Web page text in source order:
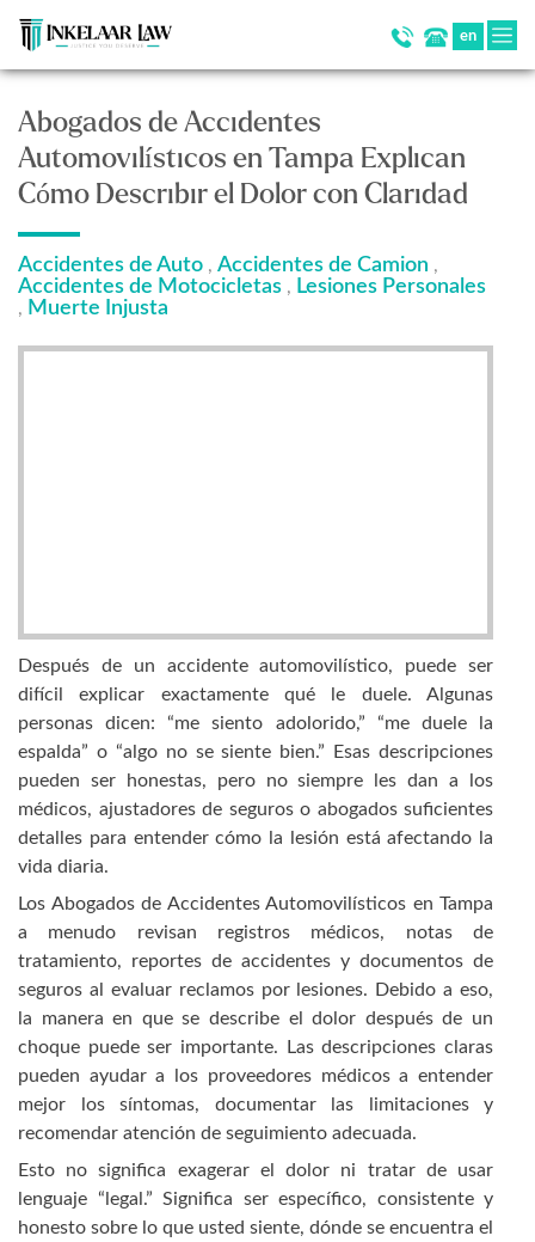
en
Abogados de Accidentes
Automovilísticos en Tampa Explican
Cómo Describir el Dolor con Claridad
Accidentes de Auto , Accidentes de Camion ,
Accidentes de Motocicletas , Lesiones Personales
, Muerte Injusta
Después de un accidente automovilístico, puede ser
difícil explicar exactamente qué le duele. Algunas
personas dicen: “me siento adolorido,” “me duele la
espalda” o “algo no se siente bien.” Esas descripciones
pueden ser honestas, pero no siempre les dan a los
médicos, ajustadores de seguros o abogados suficientes
detalles para entender cómo la lesión está afectando la
vida diaria.
Los Abogados de Accidentes Automovilísticos en Tampa
a menudo revisan registros médicos, notas de
tratamiento, reportes de accidentes y documentos de
seguros al evaluar reclamos por lesiones. Debido a eso,
la manera en que se describe el dolor después de un
choque puede ser importante. Las descripciones claras
pueden ayudar a los proveedores médicos a entender
mejor los síntomas, documentar las limitaciones y
recomendar atención de seguimiento adecuada.
Esto no significa exagerar el dolor ni tratar de usar
lenguaje “legal.” Significa ser específico, consistente y
honesto sobre lo que usted siente, dónde se encuentra el